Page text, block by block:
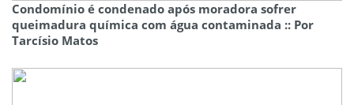
Condomínio é condenado após moradora sofrer
queimadura química com água contaminada :: Por
Tarcísio Matos